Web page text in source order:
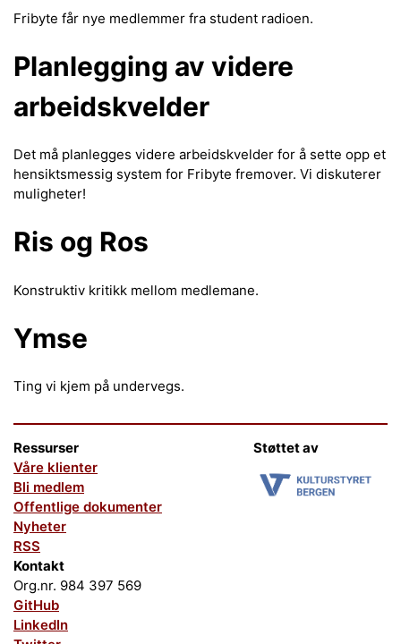
Fribyte får nye medlemmer fra student radioen.
Planlegging av videre
arbeidskvelder
Det må planlegges videre arbeidskvelder for å sette opp et
hensiktsmessig system for Fribyte fremover. Vi diskuterer
muligheter!
Ris og Ros
Konstruktiv kritikk mellom medlemane.
Ymse
Ting vi kjem på undervegs.
Ressurser
Våre klienter
Bli medlem
Offentlige dokumenter
Nyheter
RSS
Støttet av
Kontakt
Org.nr. 984 397 569
GitHub
LinkedIn